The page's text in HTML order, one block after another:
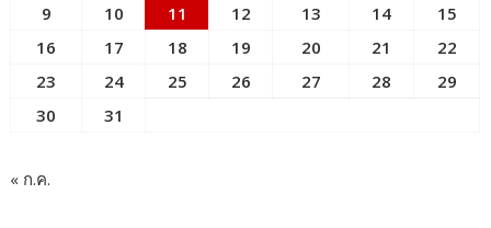
9
10 11 12 13 14
15
16
17 18 19 20 21
22
23
24 25 26 27 28
29
30
31
« ก.ค.